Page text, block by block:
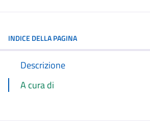
INDICE DELLA PAGINA
Descrizione
A cura di